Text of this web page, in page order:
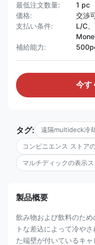
最低注文数量:
1 pc
価格:
交渉
支払い条件:
L/C
補給能力:
今す
タグ: 遠隔multideck冷
コンビニエンス ストア
マルチディックの表示
製品概要
飲み物および飲料のた
トな差込によって冷や
た端壁が付いているキ